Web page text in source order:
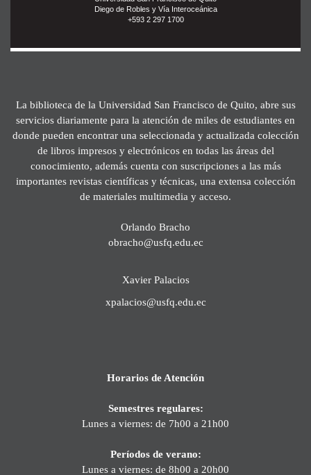
Diego de Robles y Vía Interoceánica
+593 2 297 1700
La biblioteca de la Universidad San Francisco de Quito, abre sus
servicios diariamente para la atención de miles de estudiantes en
donde pueden encontrar una seleccionada y actualizada colección
de libros impresos y electrónicos en todas las áreas del
conocimiento, además cuenta con suscripciones a las más
importantes revistas científicas y técnicas, una extensa colección
de materiales multimedia y acceso.
Orlando Bracho
obracho@usfq.edu.ec
Xavier Palacios
xpalacios@usfq.edu.ec
Horarios de Atención
Semestres regulares:
Lunes a viernes: de 7h00 a 21h00
Períodos de verano:
Lunes a viernes: de 8h00 a 20h00